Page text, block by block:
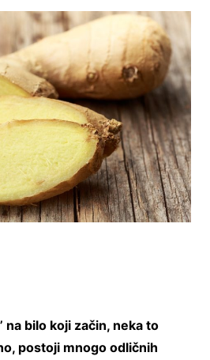
na bilo koji začin, neka to
postoji mnogo odličnih